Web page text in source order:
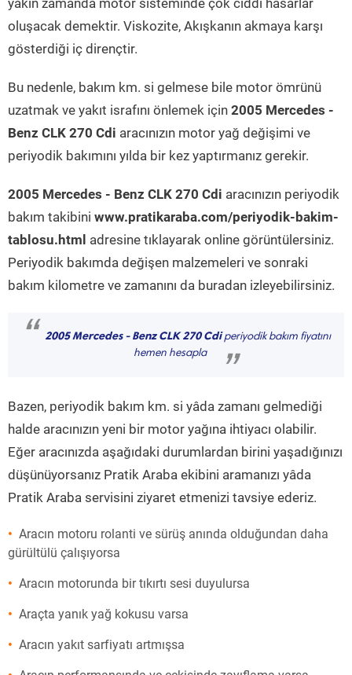
yakın zamanda motor sisteminde çok ciddi hasarlar
oluşacak demektir. Viskozite, Akışkanın akmaya karşı
gösterdiği iç dirençtir.
Bu nedenle, bakım km. si gelmese bile motor ömrünü
uzatmak ve yakıt israfını önlemek için 2005 Mercedes -
Benz CLK 270 Cdi aracınızın motor yağ değişimi ve
periyodik bakımını yılda bir kez yaptırmanız gerekir.
2005 Mercedes - Benz CLK 270 Cdi aracınızın periyodik
bakım takibini www.pratikaraba.com/periyodik-bakim-
tablosu.html adresine tıklayarak online görüntülersiniz.
Periyodik bakımda değişen malzemeleri ve sonraki
bakım kilometre ve zamanını da buradan izleyebilirsiniz.
“ 2005 Mercedes - Benz CLK 270 Cdiperiyodik bakım fiyatını
hemen hesapla
”
Bazen, periyodik bakım km. si yâda zamanı gelmediği
halde aracınızın yeni bir motor yağına ihtiyacı olabilir.
Eğer aracınızda aşağıdaki durumlardan birini yaşadığınızı
düşünüyorsanız Pratik Araba ekibini aramanızı yâda
Pratik Araba servisini ziyaret etmenizi tavsiye ederiz.
Aracın motoru rolanti ve sürüş anında olduğundan daha
gürültülü çalışıyorsa
Aracın motorunda bir tıkırtı sesi duyulursa
Araçta yanık yağ kokusu varsa
Aracın yakıt sarfiyatı artmışsa